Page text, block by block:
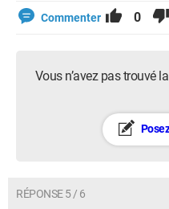
Commenter 0
Vous n’avez pas trouvé
RÉPONSE 5 / 6